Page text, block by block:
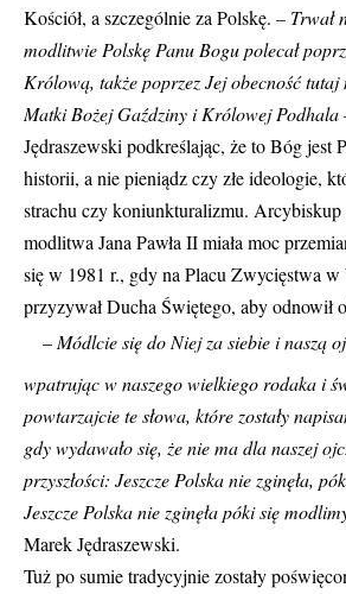
Kościół, a szczególnie za Polskę. – Trwał
modlitwie Polskę Panu Bogu polecał
Królową, także poprzez Jej obecność
Matki Bożej Gaździny i Królowej Podhala
Jędraszewski podkreślając, że to Bóg jest
historii, a nie pieniądz czy złe ideologie,
strachu czy koniunkturalizmu. Arcybiskup
modlitwa Jana Pawła II miała moc
się w 1981 r., gdy na Placu Zwycięstwa w
przyzywał Ducha Świętego, aby odnowił
– Módlcie się do Niej za siebie i naszą
wpatrując w naszego wielkiego rodaka i
powtarzajcie te słowa, które zostały
gdy wydawało się, że nie ma dla naszej
przyszłości: Jeszcze Polska nie zginęła,
Jeszcze Polska nie zginęła póki się
Marek Jędraszewski.
Tuż po sumie tradycyjnie zostały